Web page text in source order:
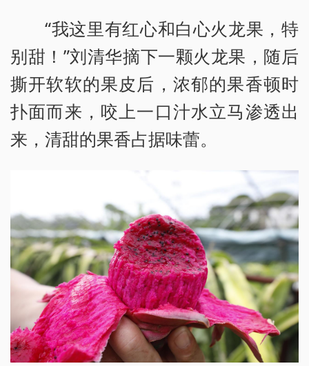
“我这里有红心和白心火龙果，特
别甜！”刘清华摘下一颗火龙果，随后
撕开软软的果皮后，浓郁的果香顿时
扑面而来，咬上一口汁水立马渗透出
来，清甜的果香占据味蕾。